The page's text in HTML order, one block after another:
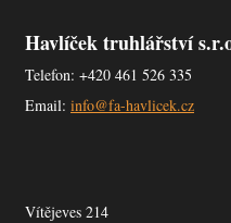
Havlíček truhlářství
Telefon: +420 461 526 335
Email: info@fa-havlicek.cz
Vítějeves 214